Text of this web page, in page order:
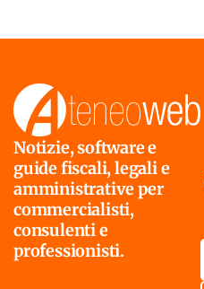
Notizie, software e
guide fiscali, legali e
amministrative per
commercialisti,
consulenti e
professionisti.